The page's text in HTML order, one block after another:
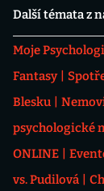
Další témata z
Moje
Fantasy
Blesku
psychologické
ONLINE
vs. Pudilová